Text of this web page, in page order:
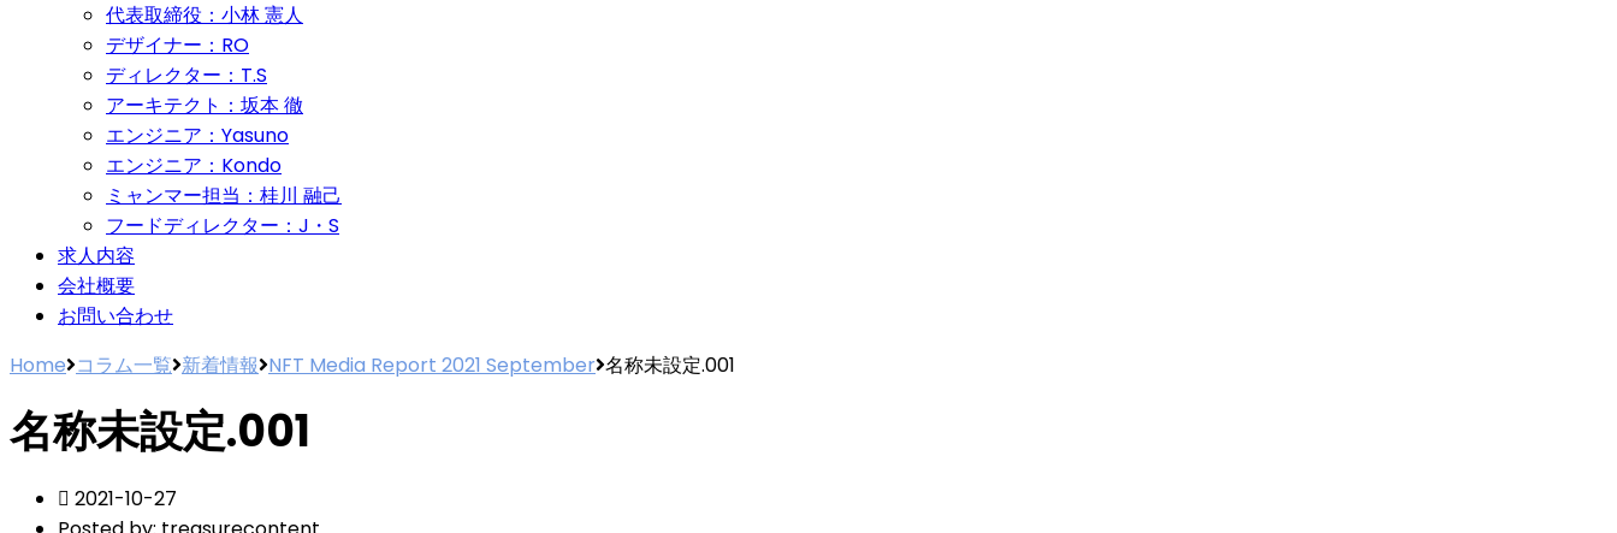
代表取締役：小林 憲人
デザイナー：RO
ディレクター：T.S
アーキテクト：坂本 徹
エンジニア：Yasuno
エンジニア：Kondo
ミャンマー担当：桂川 融己
フードディレクター：J・S
求人内容
会社概要
お問い合わせ
Home コラム一覧 新着情報 NFT Media Report 2021 September 名称未設定.001
名称未設定.001
2021-10-27